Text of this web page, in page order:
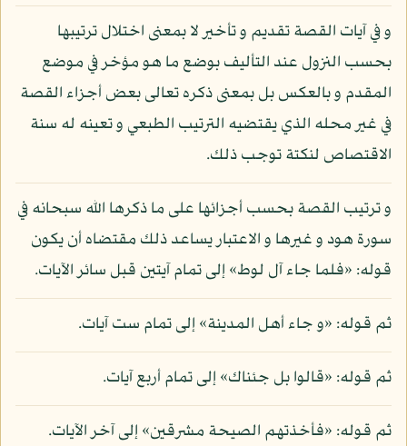
و في آيات القصة تقديم و تأخير لا بمعنى اختلال ترتيبها
بحسب النزول عند التأليف بوضع ما هو مؤخر في موضع
المقدم و بالعكس بل بمعنى ذكره تعالى بعض أجزاء القصة
في غير محله الذي يقتضيه الترتيب الطبعي و تعينه له سنة
الاقتصاص لنكتة توجب ذلك.
و ترتيب القصة بحسب أجزائها على ما ذكرها الله سبحانه في
سورة هود و غيرها و الاعتبار يساعد ذلك مقتضاه أن يكون
قوله: «فلما جاء آل لوط» إلى تمام آيتين قبل سائر الآيات.
ثم قوله: «و جاء أهل المدينة» إلى تمام ست آيات.
ثم قوله: «قالوا بل جئناك» إلى تمام أربع آيات.
ثم قوله: «فأخذتهم الصيحة مشرقين» إلى آخر الآيات.